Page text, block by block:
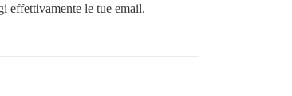
effettivamente le tue email.